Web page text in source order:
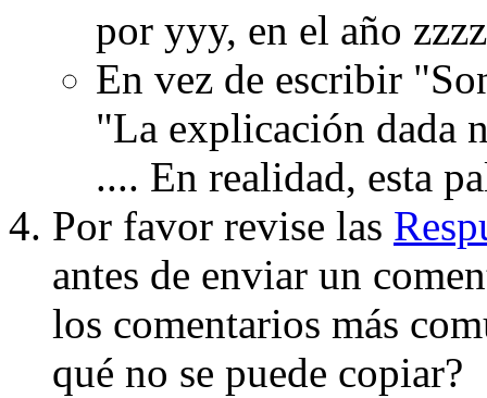
por yyy, en el año
En vez de escribir
"La explicación dada
.... En realidad, esta
Por favor revise las
antes de enviar un
los comentarios más
qué no se puede copiar?